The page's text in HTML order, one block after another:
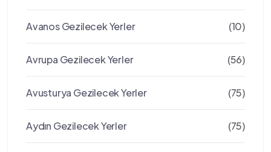
Avanos Gezilecek Yerler (10)
Avrupa Gezilecek Yerler (56)
Avusturya Gezilecek Yerler (75)
Aydın Gezilecek Yerler (75)